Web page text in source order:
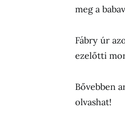
meg a
Fábry úr
ezelőtti
Bővebben
olvashat!